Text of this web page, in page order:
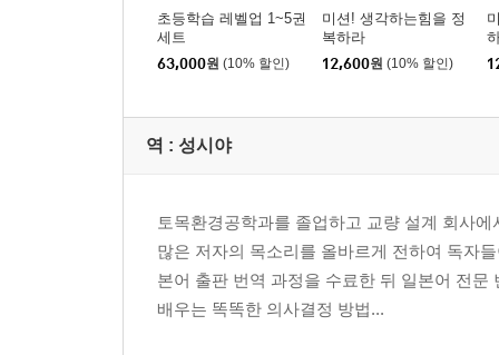
초등학습 레벨업 1~5권
세트
63,000원 (10% 할인)
미션! 생각하는힘을 정
복하라
12,600원 (10% 할인)
역 : 성시야
토목환경공학과를 졸업하고 교량 설계 회사
많은 저자의 목소리를 올바르게 전하여 독자
본어 출판 번역 과정을 수료한 뒤 일본어 전
배우는 똑똑한 의사결정 방법...